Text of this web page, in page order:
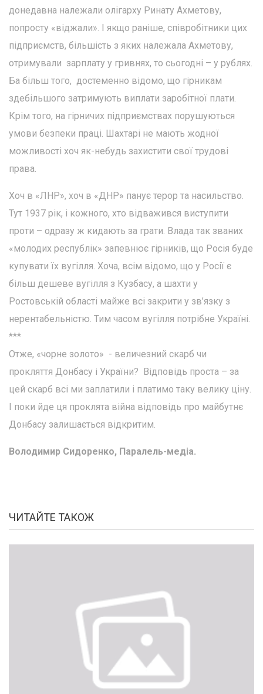
донедавна належали олігарху Ринату Ахметову,
попросту «віджали». І якщо раніше, співробітники цих
підприємств, більшість з яких належала Ахметову,
отримували зарплату у гривнях, то сьогодні – у рублях.
Ба більш того, достеменно відомо, що гірникам
здебільшого затримують виплати заробітної плати.
Крім того, на гірничих підприємствах порушуються
умови безпеки праці. Шахтарі не мають жодної
можливості хоч як-небудь захистити свої трудові
права.
Хоч в «ЛНР», хоч в «ДНР» панує терор та насильство.
Тут 1937 рік, і кожного, хто відважився виступити
проти – одразу ж кидають за грати. Влада так званих
«молодих республік» запевнює гірників, що Росія буде
купувати їх вугілля. Хоча, всім відомо, що у Росії є
більш дешеве вугілля з Кузбасу, а шахти у
Ростовській області майже всі закрити у зв’язку з
нерентабельністю. Тим часом вугілля потрібне Україні.
***
Отже, «чорне золото» - величезний скарб чи
прокляття Донбасу і України? Відповідь проста – за
цей скарб всі ми заплатили і платимо таку велику ціну.
І поки йде ця проклята війна відповідь про майбутнє
Донбасу залишається відкритим.
Володимир Сидоренко, Паралель-медіа.
ЧИТАЙТЕ ТАКОЖ